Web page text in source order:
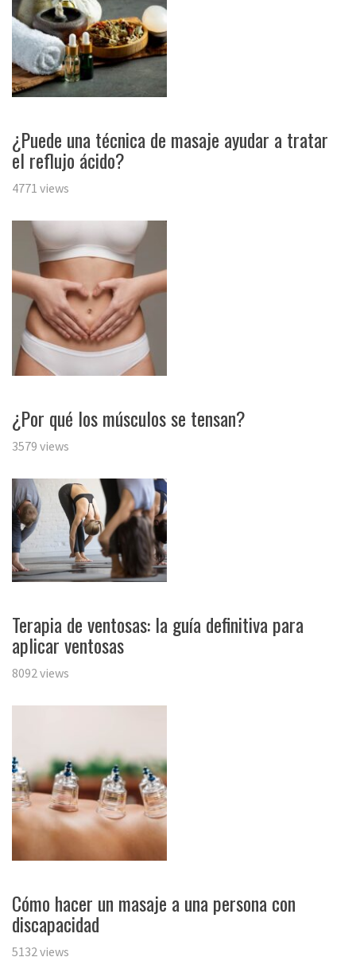
¿Puede una técnica de masaje ayudar a tratar
el reflujo ácido?
4771 views
¿Por qué los músculos se tensan?
3579 views
Terapia de ventosas: la guía definitiva para
aplicar ventosas
8092 views
Cómo hacer un masaje a una persona con
discapacidad
5132 views